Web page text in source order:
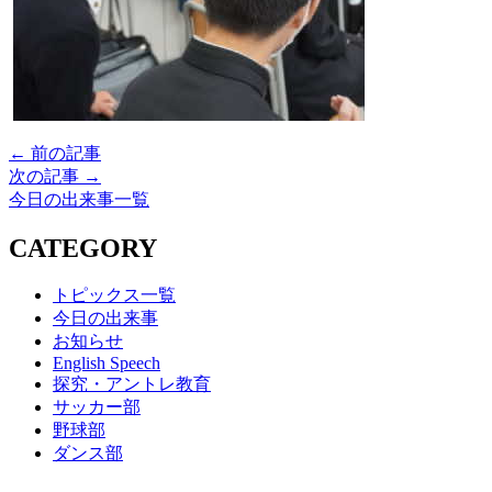
← 前の記事
次の記事 →
今日の出来事一覧
CATEGORY
トピックス一覧
今日の出来事
お知らせ
English Speech
探究・アントレ教育
サッカー部
野球部
ダンス部